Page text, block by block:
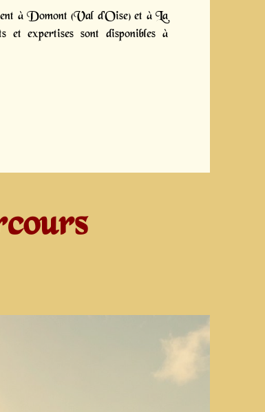
à Domont (Val d'Oise) et à La
et expertises sont disponibles à